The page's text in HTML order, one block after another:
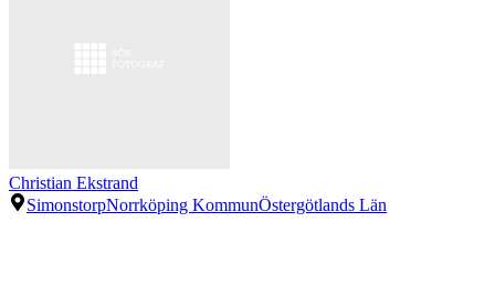
Christian Ekstrand
SimonstorpNorrköping KommunÖstergötlands Län